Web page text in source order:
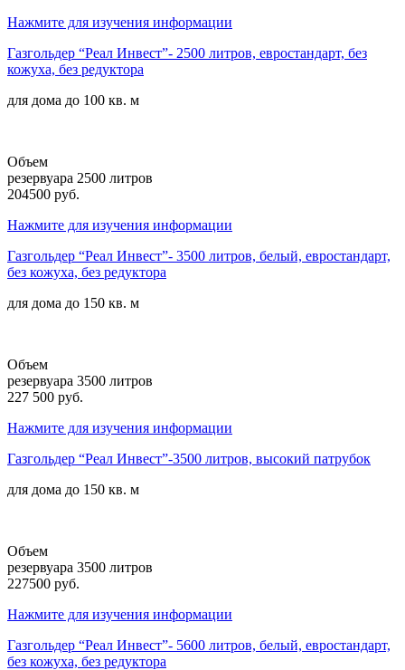
Нажмите для изучения информации
Газгольдер “Реал Инвест”- 2500 литров, евростандарт, без
кожуха, без редуктора
для дома до 100 кв. м
Объем
резервуара 2500 литров
204500 руб.
Нажмите для изучения информации
Газгольдер “Реал Инвест”- 3500 литров, белый, евростандарт,
без кожуха, без редуктора
для дома до 150 кв. м
Объем
резервуара 3500 литров
227 500 руб.
Нажмите для изучения информации
Газгольдер “Реал Инвест”-3500 литров, высокий патрубок
для дома до 150 кв. м
Объем
резервуара 3500 литров
227500 руб.
Нажмите для изучения информации
Газгольдер “Реал Инвест”- 5600 литров, белый, евростандарт,
без кожуха, без редуктора